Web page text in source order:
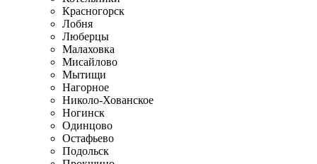
Красногорск
Лобня
Люберцы
Малаховка
Мисайлово
Мытищи
Нагорное
Николо-Хованское
Ногинск
Одинцово
Остафьево
Подольск